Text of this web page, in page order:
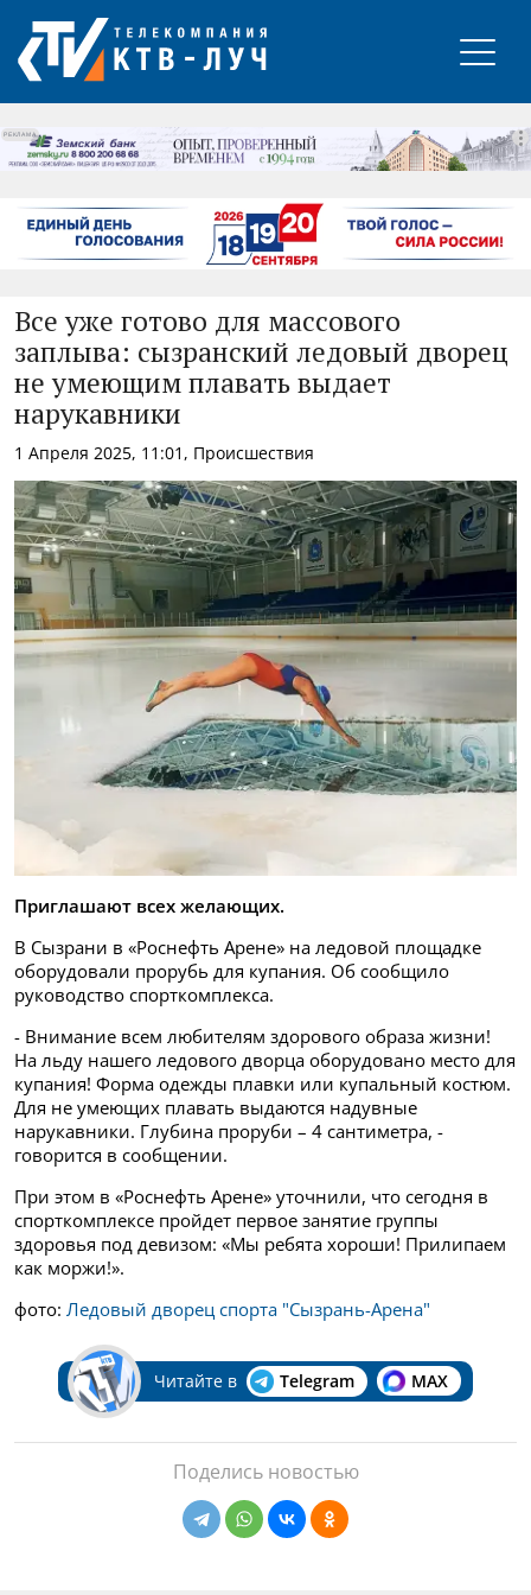
РЕКЛАМА
Все уже готово для массового
заплыва: сызранский ледовый дворец
не умеющим плавать выдает
нарукавники
1 Апреля 2025, 11:01, Происшествия
Приглашают всех желающих.
В Сызрани в «Роснефть Арене» на ледовой площадке
оборудовали прорубь для купания. Об сообщило
руководство спорткомплекса.
- Внимание всем любителям здорового образа жизни!
На льду нашего ледового дворца оборудовано место для
купания! Форма одежды плавки или купальный костюм.
Для не умеющих плавать выдаются надувные
нарукавники. Глубина проруби – 4 сантиметра, -
говорится в сообщении.
При этом в «Роснефть Арене» уточнили, что сегодня в
спорткомплексе пройдет первое занятие группы
здоровья под девизом: «Мы ребята хороши! Прилипаем
как моржи!».
фото: Ледовый дворец спорта "Сызрань-Арена"
Читайте в Telegram MAX
Поделись новостью